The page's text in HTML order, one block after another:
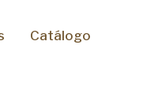
Catálogo